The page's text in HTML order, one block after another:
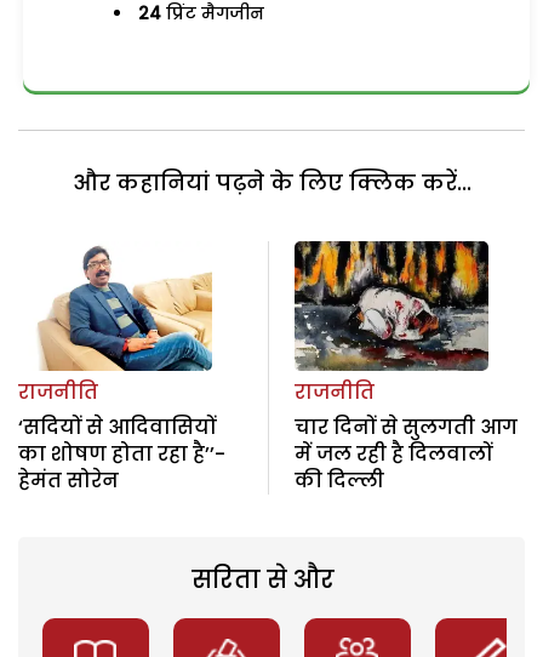
24 प्रिंट मैगजीन
और कहानियां पढ़ने के लिए क्लिक करें...
राजनीति
‘सदियों से आदिवासियों
का शोषण होता रहा है’’-
हेमंत सोरेन
राजनीति
चार दिनों से सुलगती आग
में जल रही है दिलवालों
की दिल्ली
सरिता से और